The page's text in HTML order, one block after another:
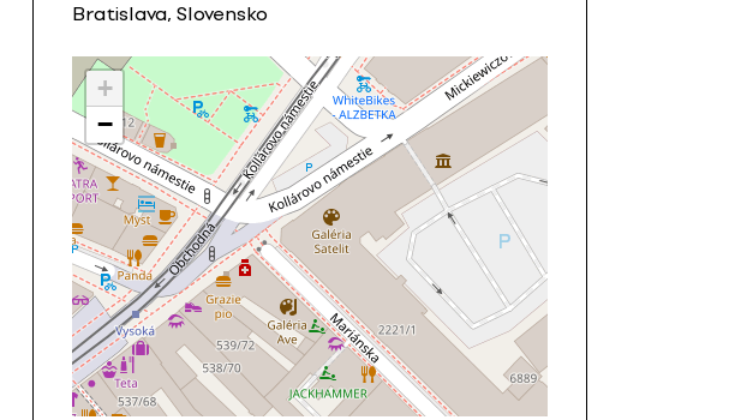
Bratislava, Slovensko
+
−